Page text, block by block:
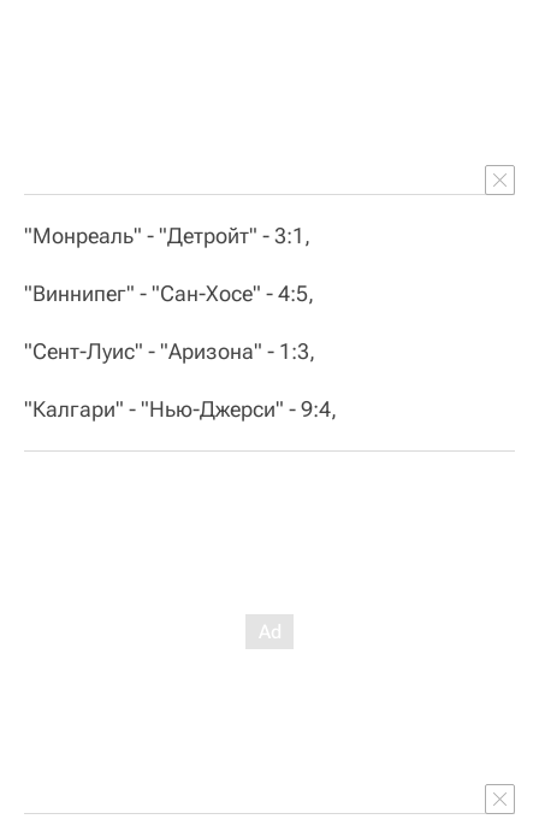
"Монреаль" - "Детройт" - 3:1,
"Виннипег" - "Сан-Хосе" - 4:5,
"Сент-Луис" - "Аризона" - 1:3,
"Калгари" - "Нью-Джерси" - 9:4,